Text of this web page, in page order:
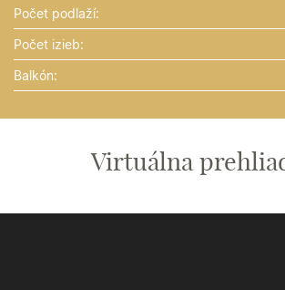
Počet podlaží:
Počet izieb:
Balkón:
Virtuálna